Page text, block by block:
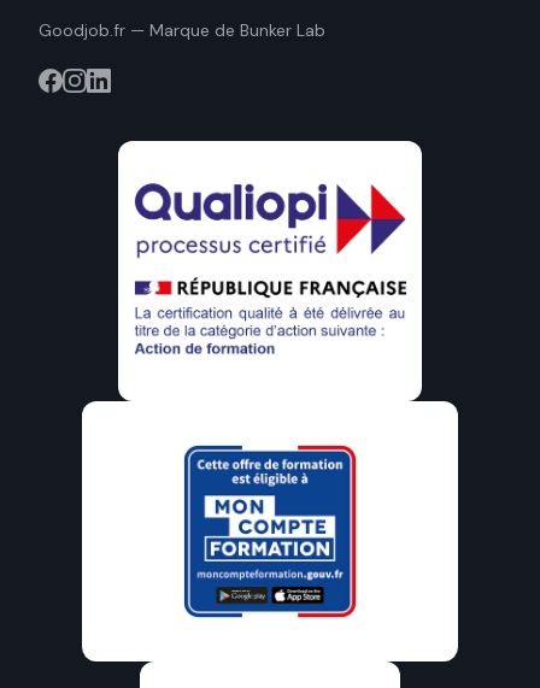
Goodjob.fr — Marque de Bunker Lab